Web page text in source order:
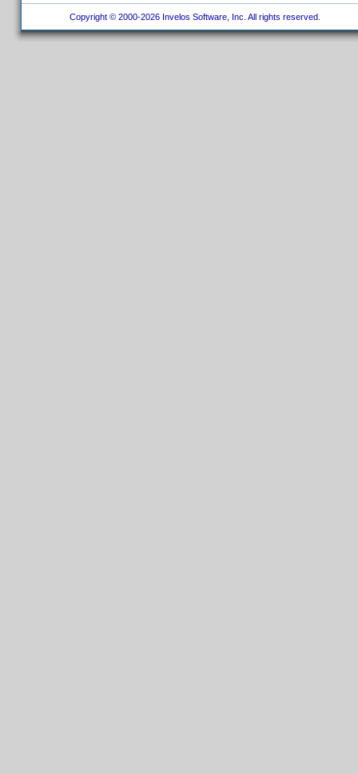
Copyright © 2000-2026 Invelos Software, Inc. All rights reserved.